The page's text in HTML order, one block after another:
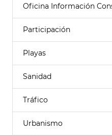
Oficina Información
Participación
Playas
Sanidad
Tráfico
Urbanismo